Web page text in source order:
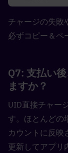
チャージの失敗
必ずコピー＆ペ
Q7: 支払い
ますか？
UID直接チャー
す。ほとんどの
カウントに反映
更新してアプリ